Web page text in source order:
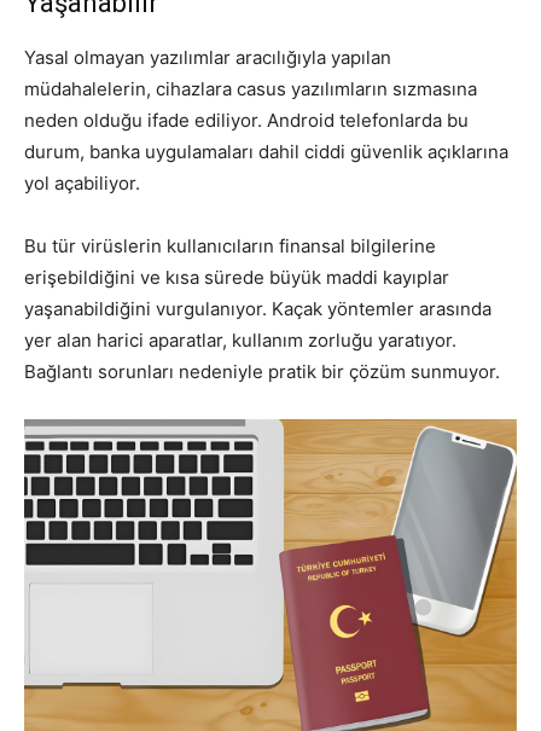
Yasal olmayan yazılımlar aracılığıyla yapılan
müdahalelerin, cihazlara casus yazılımların sızmasına
neden olduğu ifade ediliyor. Android telefonlarda bu
durum, banka uygulamaları dahil ciddi güvenlik açıklarına
yol açabiliyor.
Bu tür virüslerin kullanıcıların finansal bilgilerine
erişebildiğini ve kısa sürede büyük maddi kayıplar
yaşanabildiğini vurgulanıyor. Kaçak yöntemler arasında
yer alan harici aparatlar, kullanım zorluğu yaratıyor.
Bağlantı sorunları nedeniyle pratik bir çözüm sunmuyor.